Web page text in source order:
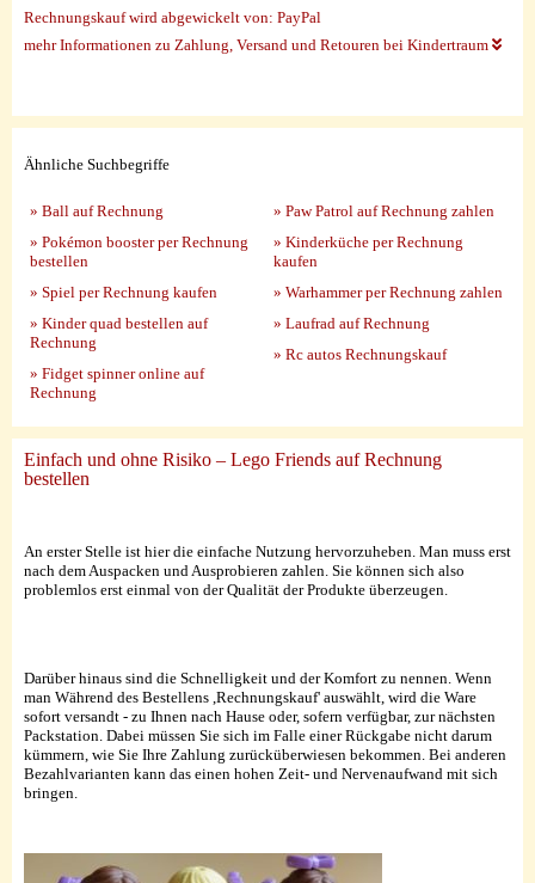
Rechnungskauf wird abgewickelt von: PayPal
mehr Informationen zu Zahlung, Versand und Retouren bei Kindertraum
Ähnliche Suchbegriffe
» Ball auf Rechnung
» Pokémon booster per Rechnung
bestellen
» Spiel per Rechnung kaufen
» Kinder quad bestellen auf
Rechnung
» Fidget spinner online auf
Rechnung
» Paw Patrol auf Rechnung zahlen
» Kinderküche per Rechnung
kaufen
» Warhammer per Rechnung zahlen
» Laufrad auf Rechnung
» Rc autos Rechnungskauf
Einfach und ohne Risiko – Lego Friends auf Rechnung
bestellen
An erster Stelle ist hier die einfache Nutzung hervorzuheben. Man muss erst
nach dem Auspacken und Ausprobieren zahlen. Sie können sich also
problemlos erst einmal von der Qualität der Produkte überzeugen.
Darüber hinaus sind die Schnelligkeit und der Komfort zu nennen. Wenn
man Während des Bestellens ,Rechnungskauf' auswählt, wird die Ware
sofort versandt - zu Ihnen nach Hause oder, sofern verfügbar, zur nächsten
Packstation. Dabei müssen Sie sich im Falle einer Rückgabe nicht darum
kümmern, wie Sie Ihre Zahlung zurücküberwiesen bekommen. Bei anderen
Bezahlvarianten kann das einen hohen Zeit- und Nervenaufwand mit sich
bringen.